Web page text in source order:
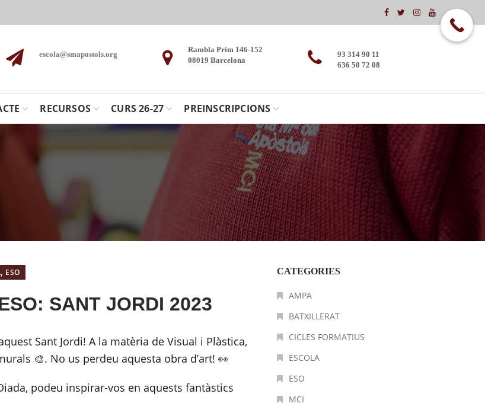
escola@smapostols.org
Rambla Prim 146-152
08019 Barcelona
93 314 90 11
636 50 72 08
RECURSOS CURS 26-27 PREINSCRIPCIONS
, ESO
SANT JORDI 2023
Sant Jordi! A la matèria de Visual i Plàstica,
🎨. No us perdeu aquesta obra d’art! 👀
podeu inspirar-vos en aquests fantàstics
CATEGORIES
AMPA
BATXILLERAT
CICLES FORMATIUS
ESCOLA
ESO
MCI